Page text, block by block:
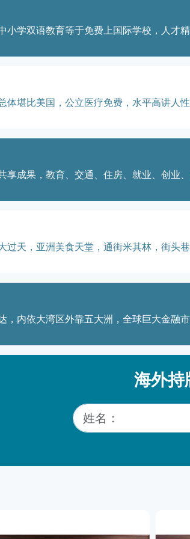
小学双语教育等于免费上国际学校，人才
体堪比美国，公立医疗免费，水平高讲人
享成果，教育、交通、住房、就业、创业
过天，亚洲美食天堂，通街米其林，街头
，内依大湾区外靠五大洲，全球巨大金融
海外持